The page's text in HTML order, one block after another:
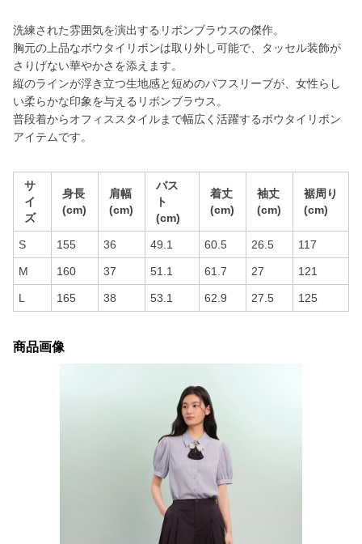
洗練された雰囲気を演出するリボンブラウスの傑作。
胸元の上品なボウタイリボンは取り外し可能で、タッセル装飾が
さりげない華やかさを添えます。
縦のラインが浮き立つ生地感と短めのパフスリーブが、女性らし
い柔らかな印象を与えるリボンブラウス。
普段着からオフィススタイルまで幅広く活躍するボウタイリボン
アイテムです。
サ
イ
ズ
身長
(cm)
肩幅
(cm)
バス
ト
(cm)
着丈
(cm)
袖丈
(cm)
裾周り
(cm)
S 155 36 49.1 60.5 26.5 117
M 160 37 51.1 61.7 27 121
L 165 38 53.1 62.9 27.5 125
商品画像